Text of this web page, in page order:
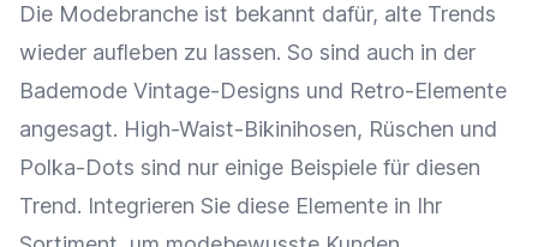
Die Modebranche ist bekannt dafür, alte Trends
wieder aufleben zu lassen. So sind auch in der
Bademode Vintage-Designs und Retro-Elemente
angesagt. High-Waist-Bikinihosen, Rüschen und
Polka-Dots sind nur einige Beispiele für diesen
Trend. Integrieren Sie diese Elemente in Ihr